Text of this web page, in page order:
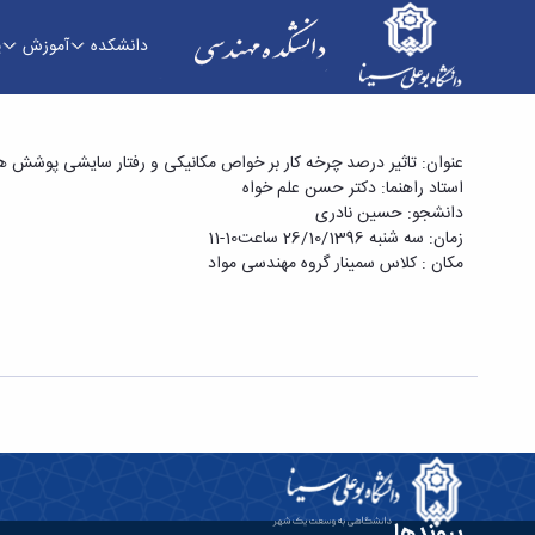
دانشکده آموزش
سمینار کارشناسی ارشد آقای حسین نادری با
فنی و مهندسی
عنوان: تاثیر درصد چرخه کار بر خواص مکانیکی و رفتار سایشی پوشش
استاد راهنما: دکتر حسن علم خواه
دانشجو: حسین نادری
زمان: سه شنبه 26/10/1396 ساعت10-11
مکان : کلاس سمینار گروه مهندسی مواد